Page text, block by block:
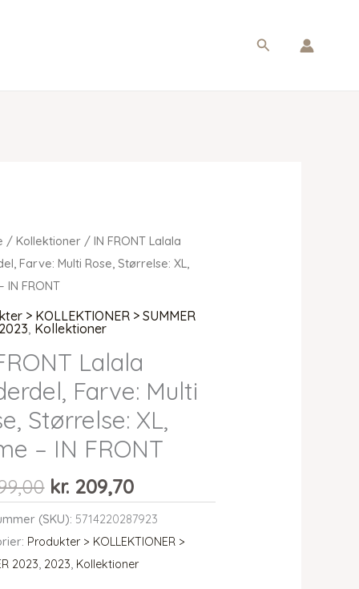
Søg
/Kollektioner / IN FRONT Lalala
Farve: Multi Rose, Størrelse: XL,
IN FRONT
> KOLLEKTIONER > SUMMER
2023, Kollektioner
Lalala
Farve: Multi
Størrelse: XL,
– IN FRONT
Den
oprindelige
pris
var:
kr. 699,00.
kr. 209,70Den
aktuelle
pris
er:
kr. 209,70.
(SKU): 5714220287923
Produkter > KOLLEKTIONER >
2023, 2023, Kollektioner